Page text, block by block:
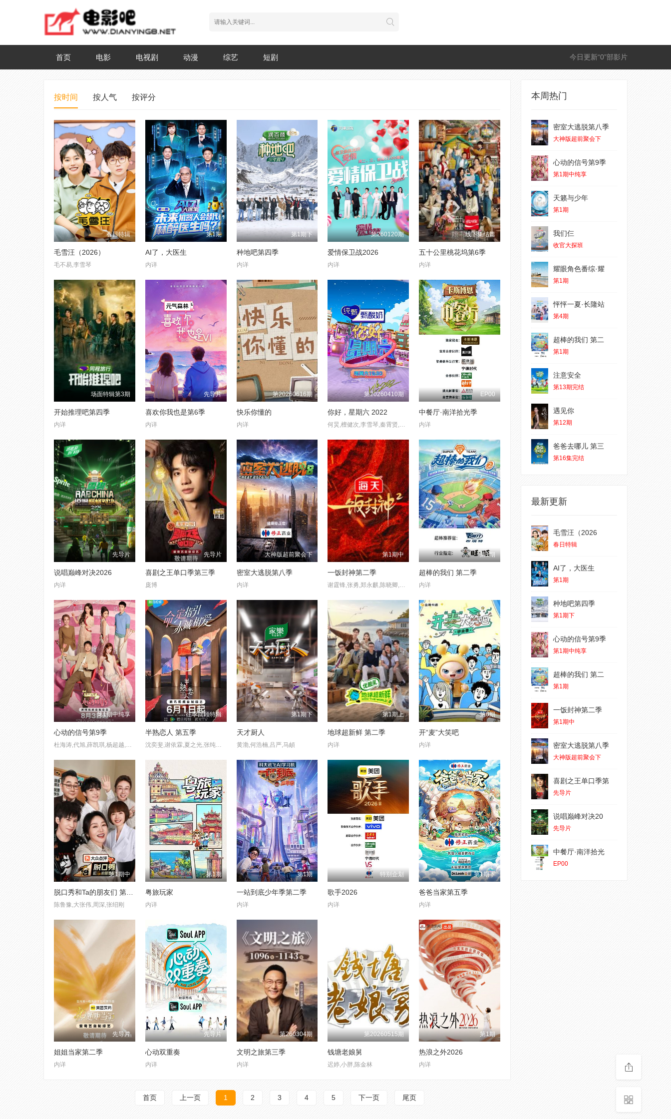
今日更新“0”部影片
首页 电影 电视剧 动漫 综艺 短剧
按时间 按人气 按评分
春日特辑
毛雪汪（2026）
毛不易,李雪琴
第1期
AI了，大医生
内详
第1期下
种地吧第四季
内详
第260120期
爱情保卫战2026
内详
线下集结篇
五十公里桃花坞第6季
内详
场面特辑第3期
开始推理吧第四季
内详
先导片
喜欢你我也是第6季
内详
第20260616期
快乐你懂的
内详
第20260410期
你好，星期六 2022
何炅,檀健次,李雪琴,秦霄贤,王鹤棣,黄明昊,蔡文静,赵小棠,冯禧
EP00
中餐厅·南洋拾光季
内详
先导片
说唱巅峰对决2026
内详
先导片
喜剧之王单口季第三季
庞博
大神版超前聚会下
密室大逃脱第八季
内详
第1期中
一饭封神第二季
第1期
超棒的我们 第二季
内详
第1期中纯享
心动的信号第9季
往季回顾特辑
半熟恋人 第五季
沈奕斐,谢依霖,夏之光,张纯烨,董璇
第1期下
天才厨人
黄渤,何浩楠,吕严,马頔
第1期上
地球超新鲜 第二季
内详
第6期
开“麦”大笑吧
内详
第1期中
陈鲁豫,大张伟,周深,张绍刚
第1期
粤旅玩家
内详
第1期
一站到底少年季第二季
内详
特别企划
歌手2026
内详
第1期下
爸爸当家第五季
内详
先导片
姐姐当家第二季
内详
先导片
心动双重奏
内详
第260304期
文明之旅第三季
内详
第20260515期
钱塘老娘舅
迟婷,小胖,陈金林
第1期
热浪之外2026
内详
首页 上一页 1 2 3 4 5 下一页 尾页
本周热门
密室大逃脱第八季
大神版超前聚会下
心动的信号第9季
第1期中纯享
天籁与少年
第1期
我们仨
收官大探班
耀眼角色番综·耀
第1期
怦怦一夏·长隆站
第4期
超棒的我们 第二
第1期
注意安全
第13期完结
遇见你
第12期
爸爸去哪儿 第三
第16集完结
最新更新
毛雪汪（2026
春日特辑
AI了，大医生
第1期
种地吧第四季
第1期下
心动的信号第9季
第1期中纯享
超棒的我们 第二
第1期
一饭封神第二季
第1期中
密室大逃脱第八季
大神版超前聚会下
喜剧之王单口季第
先导片
说唱巅峰对决20
先导片
中餐厅·南洋拾光
EP00